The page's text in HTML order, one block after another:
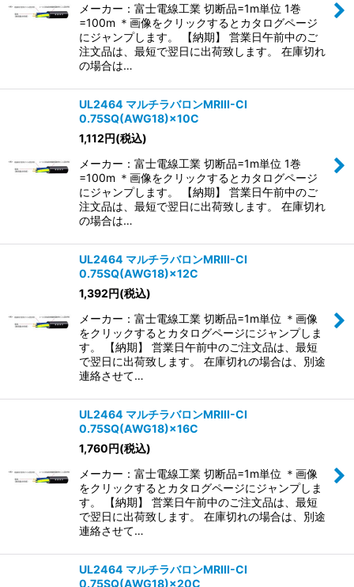
メーカー：富士電線工業 切断品=1m単位 1巻
=100m ＊画像をクリックするとカタログページ
にジャンプします。 【納期】 営業日午前中のご
注文品は、最短で翌日に出荷致します。 在庫切れ
の場合は…
UL2464 マルチラバロンMRIII-CI
0.75SQ(AWG18)×10C
1,112円(税込)
メーカー：富士電線工業 切断品=1m単位 1巻
=100m ＊画像をクリックするとカタログページ
にジャンプします。 【納期】 営業日午前中のご
注文品は、最短で翌日に出荷致します。 在庫切れ
の場合は…
UL2464 マルチラバロンMRIII-CI
0.75SQ(AWG18)×12C
1,392円(税込)
メーカー：富士電線工業 切断品=1m単位 ＊画像
をクリックするとカタログページにジャンプしま
す。 【納期】 営業日午前中のご注文品は、最短
で翌日に出荷致します。 在庫切れの場合は、別途
連絡させて…
UL2464 マルチラバロンMRIII-CI
0.75SQ(AWG18)×16C
1,760円(税込)
メーカー：富士電線工業 切断品=1m単位 ＊画像
をクリックするとカタログページにジャンプしま
す。 【納期】 営業日午前中のご注文品は、最短
で翌日に出荷致します。 在庫切れの場合は、別途
連絡させて…
UL2464 マルチラバロンMRIII-CI
0.75SQ(AWG18)×20C